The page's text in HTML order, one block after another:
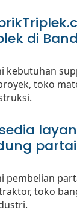
di
kebutuhan
toko
pembelian
toko